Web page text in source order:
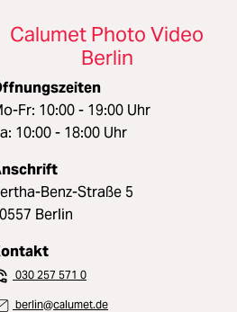
Calumet Photo Video
Berlin
Fr: 10:00 - 19:00 Uhr
10:00 - 18:00 Uhr
Benz-Straße 5
Berlin
030 257 571 0
berlin@calumet.de